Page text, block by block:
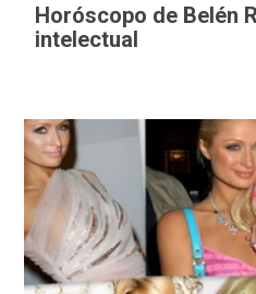
Horóscopo de Belén
intelectual